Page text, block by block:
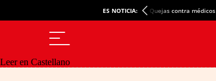
ES NOTICIA: Quejas contra médicos
Leer en Castellano